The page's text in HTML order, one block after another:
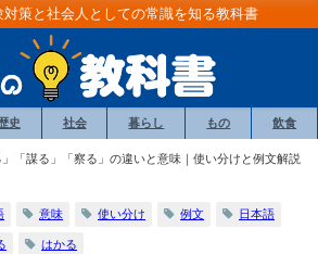
策と社会人としての常識を知る教科書
史 社会 暮らし もの 飲食
」「謀る」「察る」の違いと意味｜使い分けと例文解説
意味 使い分け 例文 日本語
はかる